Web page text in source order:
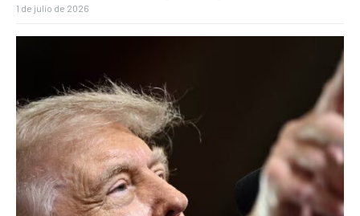
1 de julio de 2026